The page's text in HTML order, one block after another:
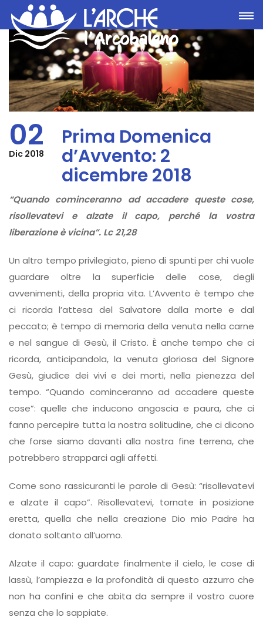
02
Dic 2018
Prima Domenica
d’Avvento: 2
dicembre 2018
“Quando cominceranno ad accadere queste cose,
risollevatevi e alzate il capo, perché la vostra
liberazione è vicina”. Lc 21,28
Un altro tempo privilegiato, pieno di spunti per chi vuole
guardare oltre la superficie delle cose, degli
avvenimenti, della propria vita. L’Avvento è tempo che
ci ricorda l’attesa del Salvatore dalla morte e dal
peccato; è tempo di memoria della venuta nella carne
e nel sangue di Gesù, il Cristo. È anche tempo che ci
ricorda, anticipandola, la venuta gloriosa del Signore
Gesù, giudice dei vivi e dei morti, nella pienezza del
tempo. “Quando cominceranno ad accadere queste
cose”: quelle che inducono angoscia e paura, che ci
fanno percepire tutta la nostra solitudine, che ci dicono
che forse siamo davanti alla nostra fine terrena, che
potrebbero strapparci agli affetti.
Come sono rassicuranti le parole di Gesù: “risollevatevi
e alzate il capo”. Risollevatevi, tornate in posizione
eretta, quella che nella creazione Dio mio Padre ha
donato soltanto all’uomo.
Alzate il capo: guardate finalmente il cielo, le cose di
lassù, l’ampiezza e la profondità di questo azzurro che
non ha confini e che abita da sempre il vostro cuore
senza che lo sappiate.